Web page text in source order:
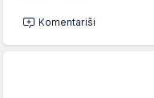
Komentariši